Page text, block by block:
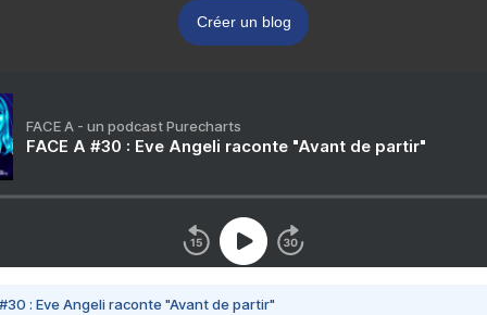
Créer un blog
FACE A - un podcast Purecharts
FACE A #30 : Eve Angeli raconte "Avant de partir"
#30 : Eve Angeli raconte "Avant de partir"